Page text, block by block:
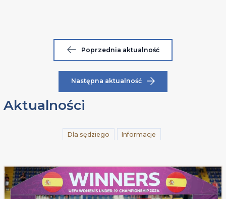
Poprzednia aktualność
Następna aktualność
Aktualności
Dla sędziego Informacje